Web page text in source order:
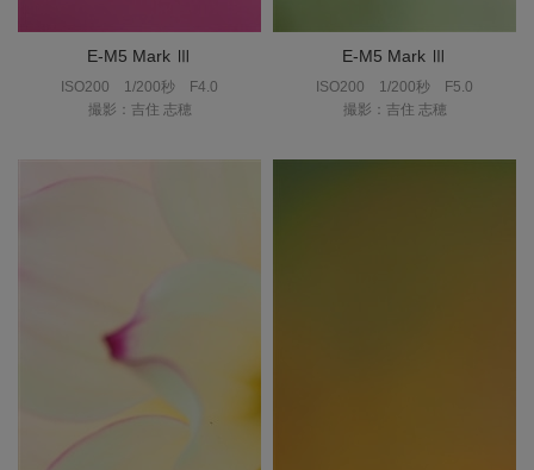
E-M5 Mark Ⅲ
ISO200 1/200秒
F4.0
撮影：吉住 志穂
E-M5 Mark Ⅲ
ISO200 1/200秒
F5.0
撮影：吉住 志穂